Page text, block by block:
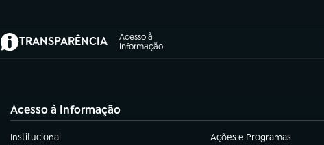
TRANSPARÊNCIA
Acesso à
Informação
(abre em nova aba)
Acesso à Informação
Institucional
(abre em nova aba) Ações e Programas
(abre em nova aba)